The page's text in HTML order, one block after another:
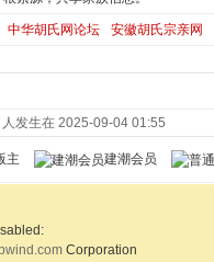
中华胡氏网论坛 安徽胡氏宗亲网
发生在 2025-09-04 01:55
主 建潮会员
Corporation